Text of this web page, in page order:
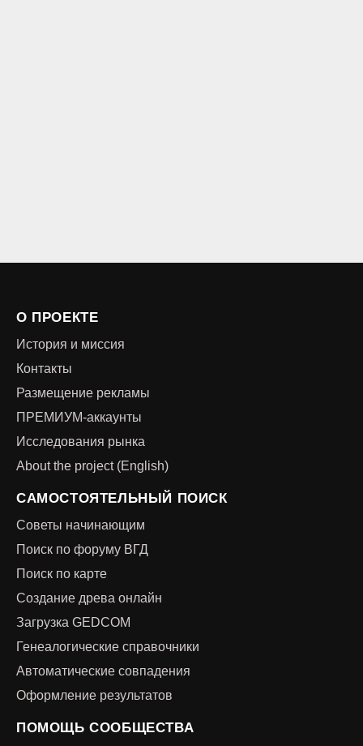
О ПРОЕКТЕ
История и миссия
Контакты
Размещение рекламы
ПРЕМИУМ-аккаунты
Исследования рынка
About the project (English)
САМОСТОЯТЕЛЬНЫЙ ПОИСК
Советы начинающим
Поиск по форуму ВГД
Поиск по карте
Создание древа онлайн
Загрузка GEDCOM
Генеалогические справочники
Автоматические совпадения
Оформление результатов
ПОМОЩЬ СООБЩЕСТВА